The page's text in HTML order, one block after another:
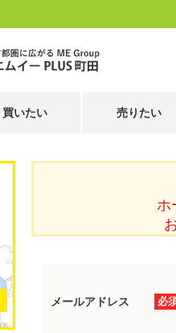
買いたい 売りたい
ホ
必
メールアドレス